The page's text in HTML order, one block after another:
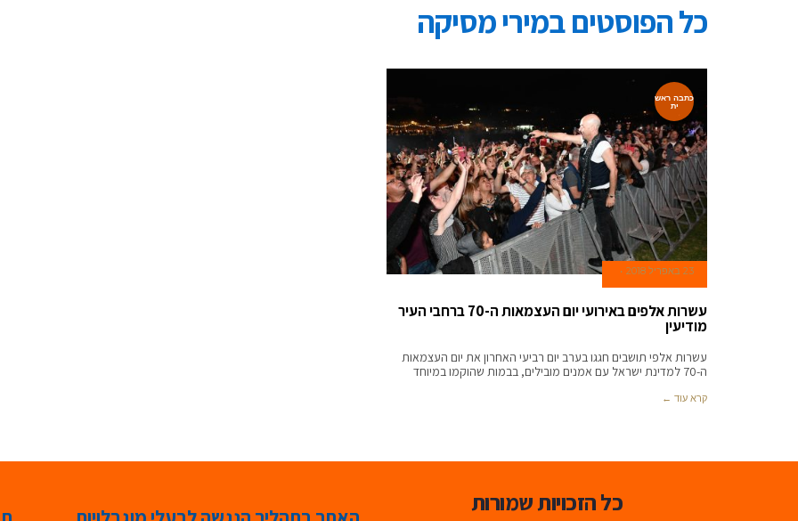
כל הפוסטים במירי מסיקה
כתבה ראש
ית
23 באפריל 2018
עשרות אלפים באירועי יום העצמאות ה-70 ברחבי העיר
מודיעין
עשרות אלפי תושבים חגגו בערב יום רביעי האחרון את יום העצמאות
ה-70 למדינת ישראל עם אמנים מובילים, בבמות שהוקמו במיוחד
קרא עוד ←
כל הזכויות שמורות